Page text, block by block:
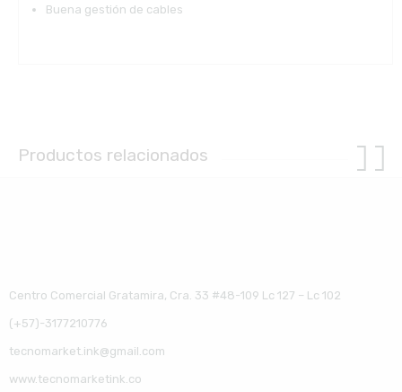
Buena gestión de cables
Productos relacionados
Centro Comercial Gratamira, Cra. 33 #48-109 Lc 127 – Lc 102
(+57)-3177210776
tecnomarket.ink@gmail.com
www.tecnomarketink.co